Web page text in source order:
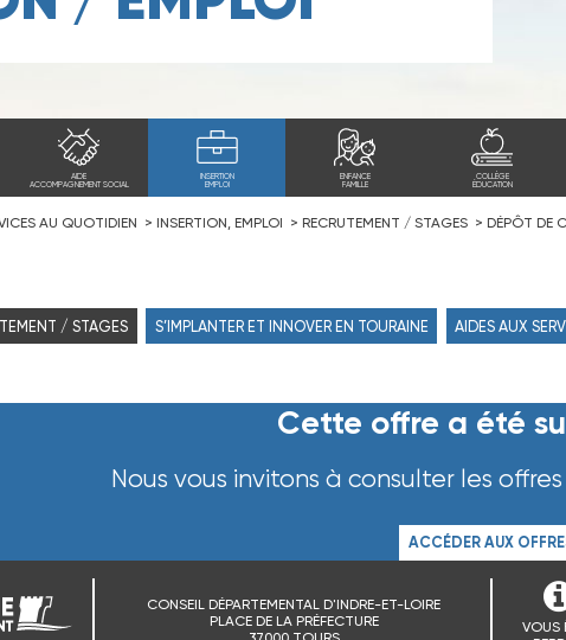
AIDE
ACCOMPAGNEMENT SOCIAL
INSERTION
EMPLOI
ENFANCE
FAMILLE
COLLÈGE
ÉDUCATION
AU QUOTIDIEN INSERTION, EMPLOI RECRUTEMENT / STAGES DÉPÔT DE
/ STAGES S’IMPLANTER ET INNOVER EN TOURAINE AIDES AUX
Cette offre a été
Nous vous invitons à consulter les
ACCÉDER AUX
CONSEIL DÉPARTEMENTAL D'INDRE-ET-LOIRE
PLACE DE LA PRÉFECTURE
VOUS